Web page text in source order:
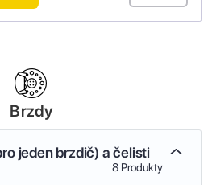
Brzdy
jeden brzdič) a čelisti
8 Produkty